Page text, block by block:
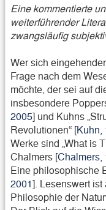
Eine kommentierte
weiterführender
zwangsläufig
Wer sich
Frage nach dem
möchte, der sei auf
insbesondere
2005] und Kuhns
Revolutionen“ [Kuhn,
Werke sind „What is
Chalmers [Chalmers,
Eine philosophische
2001]. Lesenswert
Philosophie der